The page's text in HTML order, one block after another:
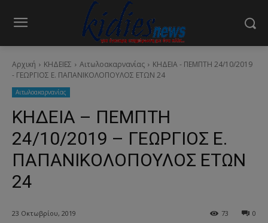
Αρχική ΚΗΔΕΙΕΣ Aιτωλοακαρνανίας
ΚΗΔΕΙΑ - ΠΕΜΠΤΗ 24/10/2019
- ΓΕΩΡΓΙΟΣ Ε. ΠΑΠΑΝΙΚΟΛΟΠΟΥΛΟΣ ΕΤΩΝ 24
Aιτωλοακαρνανίας
ΚΗΔΕΙΑ – ΠΕΜΠΤΗ
24/10/2019 – ΓΕΩΡΓΙΟΣ Ε.
ΠΑΠΑΝΙΚΟΛΟΠΟΥΛΟΣ ΕΤΩΝ
24
23 Οκτωβρίου, 2019 0
73